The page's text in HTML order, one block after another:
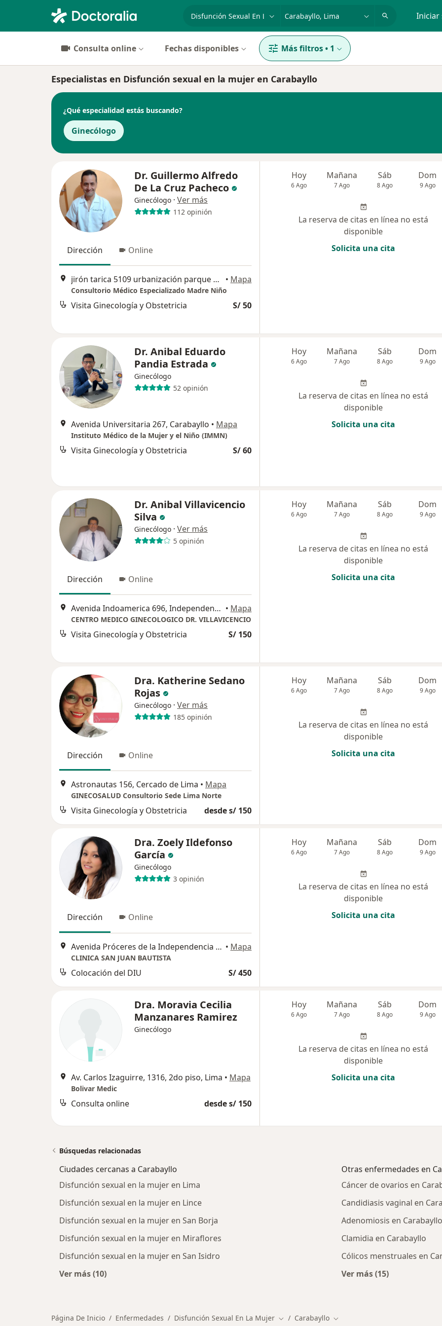
especialidad, enfermedad o nombre Iniciar
Consulta online Fechas disponibles Más filtros• 1
Especialistas en Disfunción sexual en la mujer en Carabayllo
¿Qué especialidad estás buscando?
Ginecólogo
Dr. Guillermo Alfredo
De La Cruz Pacheco
Ginecólogo · Ver más
112 opinión
Dirección Online
jirón tarica 5109 urbanización parque naranjal los olivos, Los Olivos • Mapa
Consultorio Médico Especializado Madre Niño
Visita Ginecología y Obstetricia S/ 50
Hoy
6 Ago
Mañana
7 Ago
Sáb
8 Ago
Dom
9 Ago
La reserva de citas en línea no está
disponible
Solicita una cita
Dr. Anibal Eduardo
Pandia Estrada
Ginecólogo
52 opinión
Avenida Universitaria 267, Carabayllo • Mapa
Instituto Médico de la Mujer y el Niño (IMMN)
Visita Ginecología y Obstetricia S/ 60
Hoy
6 Ago
Mañana
7 Ago
Sáb
8 Ago
Dom
9 Ago
La reserva de citas en línea no está
disponible
Solicita una cita
Dr. Anibal Villavicencio
Silva
Ginecólogo · Ver más
5 opinión
Dirección Online
Avenida Indoamerica 696, Independencia • Mapa
CENTRO MEDICO GINECOLOGICO DR. VILLAVICENCIO
Visita Ginecología y Obstetricia S/ 150
Hoy
6 Ago
Mañana
7 Ago
Sáb
8 Ago
Dom
9 Ago
La reserva de citas en línea no está
disponible
Solicita una cita
Dra. Katherine Sedano
Rojas
Ginecólogo · Ver más
185 opinión
Dirección Online
Astronautas 156, Cercado de Lima • Mapa
GINECOSALUD Consultorio Sede Lima Norte
Visita Ginecología y Obstetricia desde s/ 150
Hoy
6 Ago
Mañana
7 Ago
Sáb
8 Ago
Dom
9 Ago
La reserva de citas en línea no está
disponible
Solicita una cita
Dra. Zoely Ildefonso
García
Ginecólogo
3 opinión
Dirección Online
Avenida Próceres de la Independencia 1764, Lima • Mapa
CLINICA SAN JUAN BAUTISTA
Colocación del DIU S/ 450
Hoy
6 Ago
Mañana
7 Ago
Sáb
8 Ago
Dom
9 Ago
La reserva de citas en línea no está
disponible
Solicita una cita
Dra. Moravia Cecilia
Manzanares Ramirez
Ginecólogo
Av. Carlos Izaguirre, 1316, 2do piso, Lima • Mapa
Bolivar Medic
Consulta online desde s/ 150
Hoy
6 Ago
Mañana
7 Ago
Sáb
8 Ago
Dom
9 Ago
La reserva de citas en línea no está
disponible
Solicita una cita
Búsquedas relacionadas
Ciudades cercanas a Carabayllo
Disfunción sexual en la mujer en Lima
Disfunción sexual en la mujer en Lince
Disfunción sexual en la mujer en San Borja
Disfunción sexual en la mujer en Miraflores
Disfunción sexual en la mujer en San Isidro
Ver más (10)
Otras enfermedades en
Cáncer de ovarios en
Candidiasis vaginal en
Adenomiosis en Carabayllo
Clamidia en Carabayllo
Cólicos menstruales en
Ver más (15)
Página De Inicio Enfermedades Disfunción Sexual En La Mujer Cambiar de ciudad
Carabayllo Cambiar de ciudad